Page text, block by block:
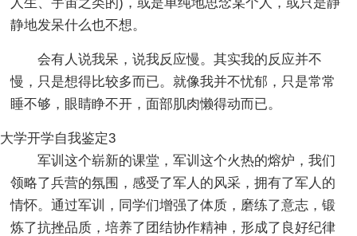
静地发呆什么也不想。
会有人说我呆，说我反应慢。其实我的反应并不
慢，只是想得比较多而已。就像我并不忧郁，只是常常
睡不够，眼睛睁不开，面部肌肉懒得动而已。
大学开学自我鉴定3
军训这个崭新的课堂，军训这个火热的熔炉，我们
领略了兵营的氛围，感受了军人的风采，拥有了军人的
情怀。通过军训，同学们增强了体质，磨练了意志，锻
炼了抗挫品质，培养了团结协作精神，形成了良好纪律